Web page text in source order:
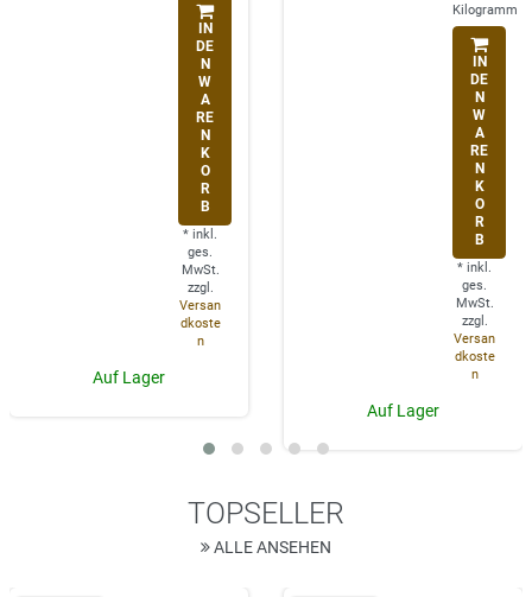
IN
DE
N
W
A
RE
N
K
O
R
B
* inkl.
ges.
MwSt.
zzgl.
Versan
dkoste
n
Auf Lager
Kilogramm
IN
DE
N
W
A
RE
N
K
O
R
B
* inkl.
ges.
MwSt.
zzgl.
Versan
dkoste
n
Auf Lager
TOPSELLER
ALLE ANSEHEN